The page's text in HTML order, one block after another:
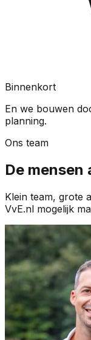
Binnenkort
En we bouwen
planning.
Ons team
De mensen
Klein team, grote
VvE.nl mogelijk